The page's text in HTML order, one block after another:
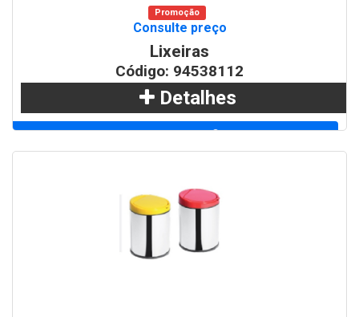
Promoção
Consulte preço
Lixeiras
Código: 94538112
Detalhes
WhatsApp